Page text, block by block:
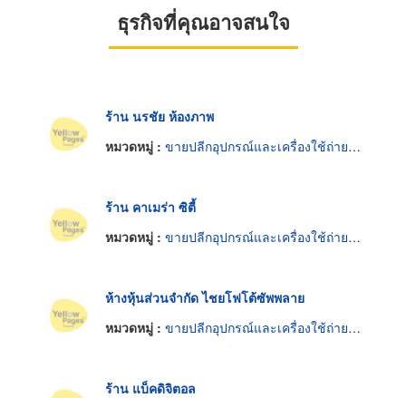
ธุรกิจที่คุณอาจสนใจ
ร้าน นรชัย ห้องภาพ
หมวดหมู่ : ขายปลีกอุปกรณ์และเครื่องใช้ถ่ายภาพ
ร้าน คาเมร่า ซิตี้
หมวดหมู่ : ขายปลีกอุปกรณ์และเครื่องใช้ถ่ายภาพ
ห้างหุ้นส่วนจำกัด ไชยโฟโต้ซัพพลาย
หมวดหมู่ : ขายปลีกอุปกรณ์และเครื่องใช้ถ่ายภาพ
ร้าน แบ็คดิจิตอล